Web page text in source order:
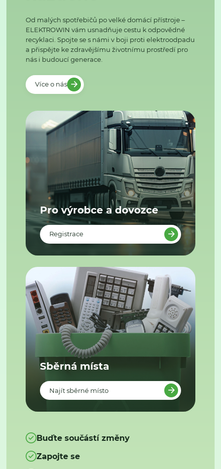
Od malých spotřebičů po velké domácí přístroje –
ELEKTROWIN vám usnadňuje cestu k odpovědné
recyklaci. Spojte se s námi v boji proti elektroodpadu
a přispějte ke zdravějšímu životnímu prostředí pro
nás i budoucí generace.
Více o nás
Pro výrobce a dovozce
Registrace
Sběrná místa
Najít sběrné místo
Buďte součástí změny
Zapojte se